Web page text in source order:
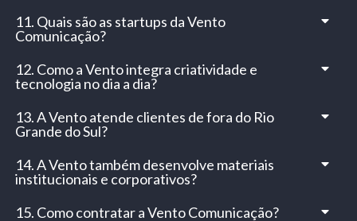
11. Quais são as startups da Vento
Comunicação?
12. Como a Vento integra criatividade e
tecnologia no dia a dia?
13. A Vento atende clientes de fora do Rio
Grande do Sul?
14. A Vento também desenvolve materiais
institucionais e corporativos?
15. Como contratar a Vento Comunicação?